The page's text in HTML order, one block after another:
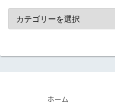
ホーム